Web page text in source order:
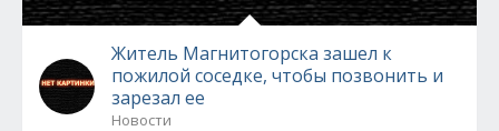
Житель Магнитогорска зашел к
пожилой соседке, чтобы позвонить и
зарезал ее
Новости